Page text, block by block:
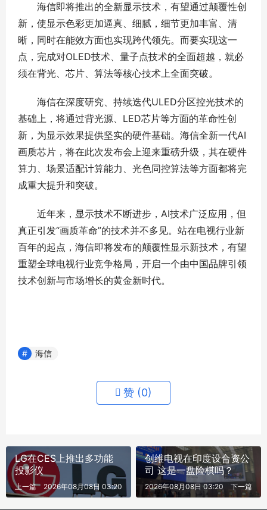
海信即将推出的全新显示技术，有望通过颠覆性创
新，使显示色彩更加逼真、细腻，细节更加丰富、清
晰，同时在能效方面也实现跨代领先。而要实现这一
点，完成对OLED技术、量子点技术的全面超越，就必
须在背光、芯片、算法等核心技术上全面突破。
海信在深度研究、持续迭代ULED分区控光技术的
基础上，将通过背光源、LED芯片等方面的革命性创
新，为显示效果提供坚实的硬件基础。海信全新一代AI
画质芯片，将在此次发布会上迎来重磅升级，其在硬件
算力、场景适配计算能力、光色同控算法等方面都将完
成重大提升和突破。
近年来，显示技术不断进步，AI技术广泛应用，但
真正引发“画质革命”的技术并不多见。站在电视行业新
百年的起点，海信即将发布的颠覆性显示新技术，有望
重塑全球电视行业竞争格局，开启一个由中国品牌引领
技术创新与市场增长的黄金新时代。
海信
赞 (0)
LG在CES上推出多功能
投影仪
上一篇 2026年08月08日 03:20
创维电视在印度设合资公
司 这是一盘险棋吗？
下一篇
2026年08月08日 03:20